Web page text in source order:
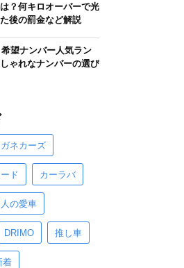
？何キロオーバーで光
後の罰金など解説
希望ナンバー人気ラン
ゃれなナンバーの選び
ネカーズ
ド カーラバ
の愛車
DRIMO 推し車
着